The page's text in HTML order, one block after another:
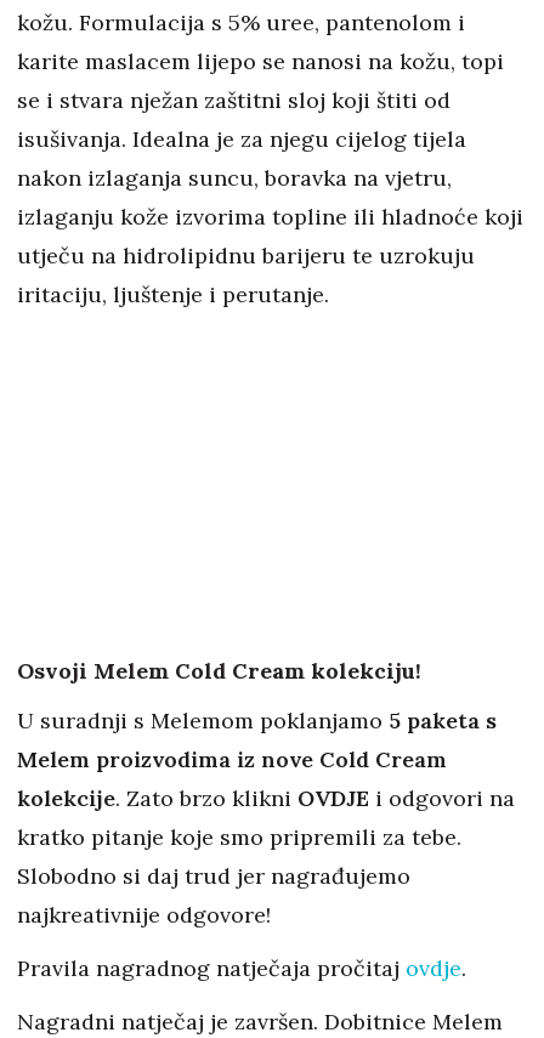
kožu. Formulacija s 5% uree, pantenolom i
karite maslacem lijepo se nanosi na kožu, topi
se i stvara nježan zaštitni sloj koji štiti od
isušivanja. Idealna je za njegu cijelog tijela
nakon izlaganja suncu, boravka na vjetru,
izlaganju kože izvorima topline ili hladnoće koji
utječu na hidrolipidnu barijeru te uzrokuju
iritaciju, ljuštenje i perutanje.
Osvoji Melem Cold Cream kolekciju!
U suradnji s Melemom poklanjamo 5 paketa s
Melem proizvodima iz nove Cold Cream
kolekcije. Zato brzo klikni OVDJE i odgovori na
kratko pitanje koje smo pripremili za tebe.
Slobodno si daj trud jer nagrađujemo
najkreativnije odgovore!
Pravila nagradnog natječaja pročitaj ovdje.
Nagradni natječaj je završen. Dobitnice Melem